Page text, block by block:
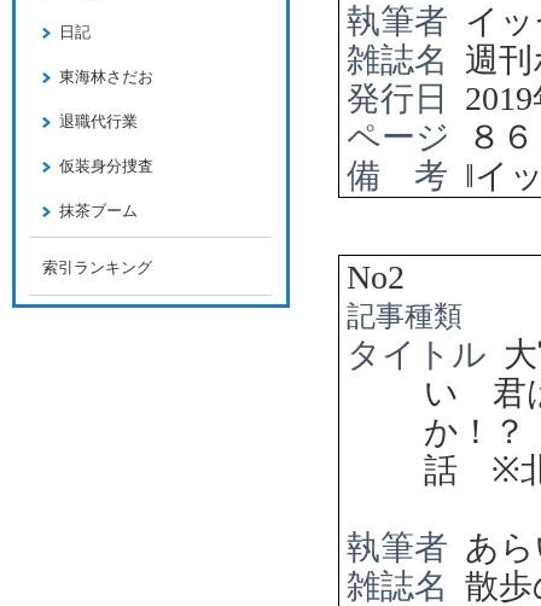
執筆者 イ
雑誌名
週
発行日
2019
ページ
８６
備 考 ‖イ
No2
記事種類
タイトル
い 君
か！？
話 ※
執筆者 あ
雑誌名 散歩
日記
東海林さだお
退職代行業
仮装身分捜査
抹茶ブーム
索引ランキング